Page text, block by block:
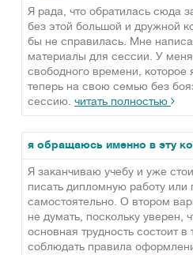
Я рада, что обратилась сюда
без этой большой и дружной
бы не справилась. Мне
материалы для сессии. У
свободного времени, которое
теперь на свою семью без
сессию. читать полностью
я обращаюсь именно в эту
Я заканчиваю учебу и уже
писать дипломную работу или
самостоятельно. О втором
не думать, поскольку уверен,
основная трудность состоит
соблюдать правила